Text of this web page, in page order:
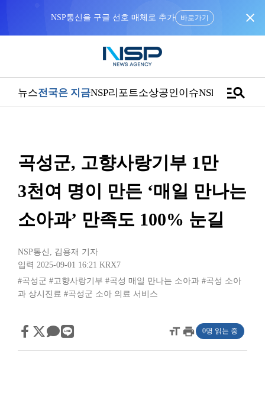
NSP통신을 구글 선호 매체로 추가 바로가기 close
뉴스전국은 지금NSP리포트소상공인이슈NSPTVmanage_search
곡성군, 고향사랑기부 1만
3천여 명이 만든 ‘매일 만나는
소아과’ 만족도 100% 눈길
NSP통신 , 김용재 기자
입력 2025-09-01 16:21 KRX7
#곡성군 #고향사랑기부 #곡성 매일 만나는 소아과 #곡성 소아
과 상시진료 #곡성군 소아 의료 서비스
format_sizeprint 0명 읽는 중